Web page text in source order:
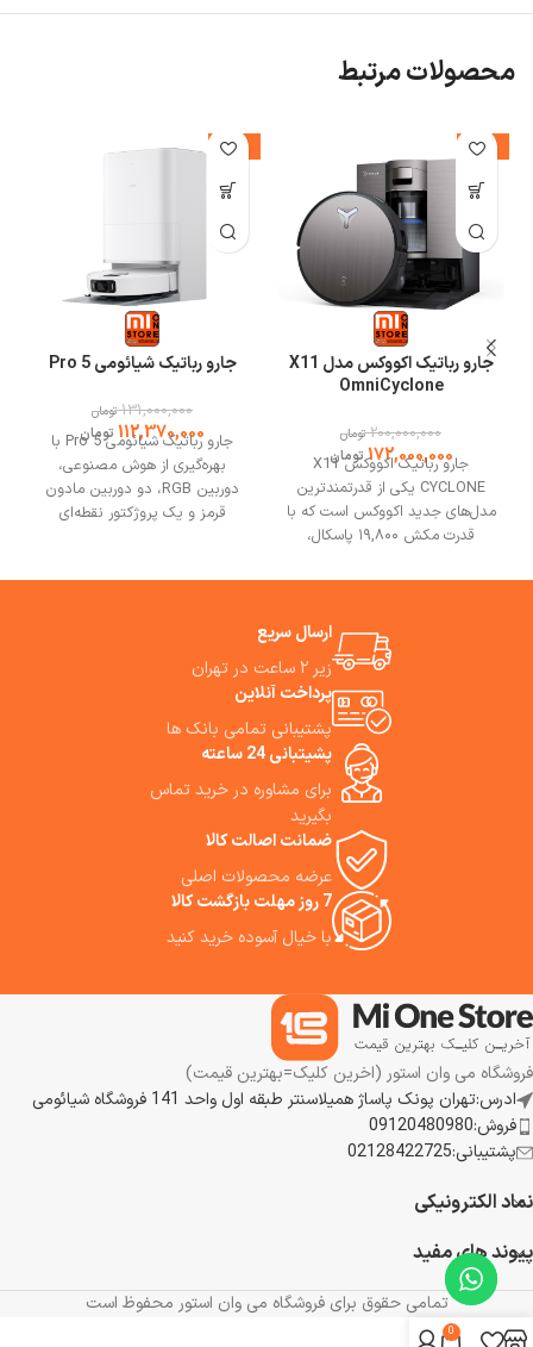
محصولات مرتبط
-14%
جارو رباتیک اکووکس مدل X11
OmniCyclone
200,000,000 تومان
172,000,000 تومانجارو رباتیک اکووکس X11
CYCLONE یکی از قدرتمندترین
مدل‌های جدید اکووکس است که با
قدرت مکش ۱۹,۸۰۰ پاسکال،
سطوح از سرامیک و پارکت گرفته تا
cyclone با عملکرد دوگانه
جاروکشی و تی‌کشی، فناوری هوش
مصنوعی AIVI 3.0 و سیستم ناوبری
LiDAR، موانع را با دقت بالا
تشخیص داده و بصورت هوشمند
بهترین مسیر نظافت را انتخاب
می‌کند. همچنین ایستگاه تخلیه
خودکار بدون کیسه، شستشوی
خودکار پدها با آب داغ و فناوری
شارژ سریع که تنها در ۳ دقیقه
حدود ۶ درصد باتری را شارژ می‌کند،
باعث شده‌اند جارو رباتیک اکووکس
x11 با کمترین نیاز به دخالت کاربر،
همیشه آماده نظافت باشد و
-14%
جارو رباتیک شیائومی 5 Pro
131,000,000 تومان
112,370,000 تومان
جارو رباتیک شیائومی 5 Pro با
بهره‌گیری از هوش مصنوعی،
دوربین RGB، دو دوربین مادون
قرمز و یک پروژکتور نقطه‌ای
پایه خودتمیزشونده دارد. بهترین
ارسال سریع
زیر ۲ ساعت در تهران
پرداخت آنلاین
پشتیبانی تمامی بانک ها
پشیتبانی 24 ساعته
برای مشاوره در خرید تماس
بگیرید
ضمانت اصالت کالا
عرضه محصولات اصلی
7 روز مهلت بازگشت کالا
با خیال آسوده خرید کنید
فروشگاه می وان استور (اخرین کلیک=بهترین قیمت)
ادرس:تهران پونک پاساژ همیلاسنتر طبقه اول واحد 141 فروشگاه شیائومی
فروش:09120480980
پشتیبانی:02128422725
نماد الکترونیکی
پیوند های مفید
تمامی حقوق برای فروشگاه می وان استور محفوظ است
0